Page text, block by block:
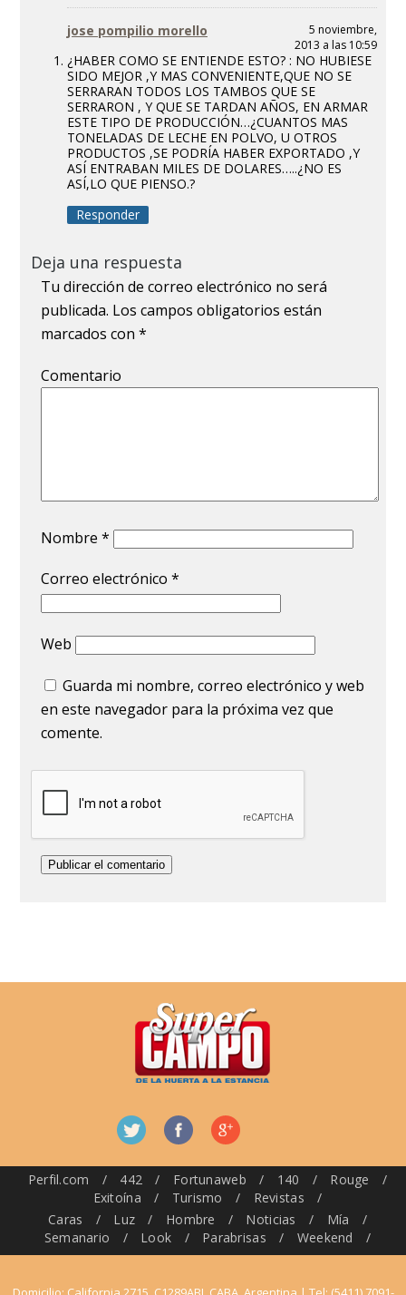
jose pompilio morello
5 noviembre,
2013 a las 10:59
¿HABER COMO SE ENTIENDE ESTO? : NO HUBIESE
SIDO MEJOR ,Y MAS CONVENIENTE,QUE NO SE
SERRARAN TODOS LOS TAMBOS QUE SE
SERRARON , Y QUE SE TARDAN AÑOS, EN ARMAR
ESTE TIPO DE PRODUCCIÓN…¿CUANTOS MAS
TONELADAS DE LECHE EN POLVO, U OTROS
PRODUCTOS ,SE PODRÍA HABER EXPORTADO ,Y
ASÍ ENTRABAN MILES DE DOLARES…..¿NO ES
ASÍ,LO QUE PIENSO.?
Responder
Deja una respuesta
Tu dirección de correo electrónico no será
publicada. Los campos obligatorios están
marcados con*
Comentario
Nombre*
Correo electrónico*
Web
Guarda mi nombre, correo electrónico y web
en este navegador para la próxima vez que
comente.
Perfil.com / 442 / Fortunaweb / 140 / Rouge
/
Exitoína
/ Turismo / Revistas
/
Caras
/ Luz / Hombre / Noticias / Mía
/
Semanario
/ Look / Parabrisas / Weekend /